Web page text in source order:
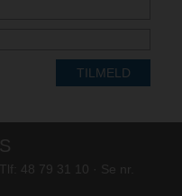
TILMELD
48 79 31 10 · Se nr.